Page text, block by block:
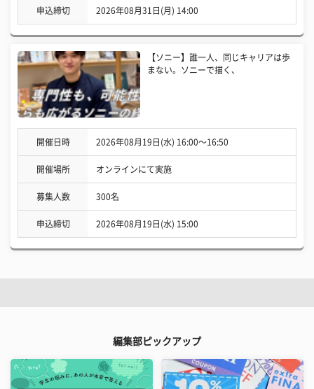
申込締切 2026年08月31日(月) 14:00
【ソニー】誰一人、同じキャリアは歩
まない。ソニーで描く、
開催日時 2026年08月19日(水) 16:00〜16:50
開催場所 オンラインにて実施
募集人数 300名
申込締切 2026年08月19日(水) 15:00
編集部ピックアップ